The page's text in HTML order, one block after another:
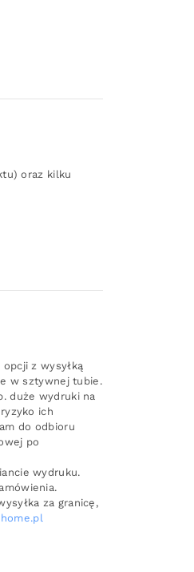
oraz kilku
z wysyłką
w sztywnej tubie.
duże wydruki na
ich
do odbioru
po
wydruku.
za granicę,